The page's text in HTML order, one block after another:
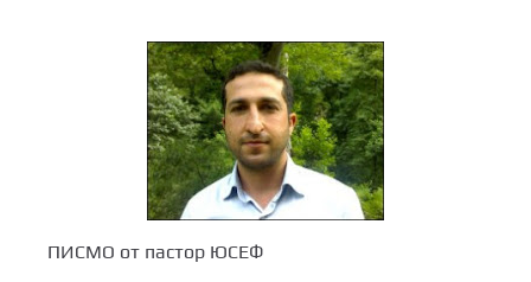
ПИСМО от пастор ЮСЕФ